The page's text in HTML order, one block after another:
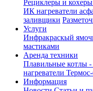
Рециклеры и кохеры
ИК нагреватели
заливщики
Услуги
Инфракраскый
мастиками
Аренда техники
Плавильные котлы
нагреватели
Информация